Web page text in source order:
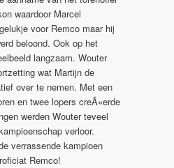
waardoor Marcel
voor Remco maar hij
beloond. Ook op het
langzaam. Wouter
wat Martijn de
over te nemen. Met een
en twee lopers creÃ«erde
werden Wouter teveel
verloor.
verrassende kampioen
Remco!